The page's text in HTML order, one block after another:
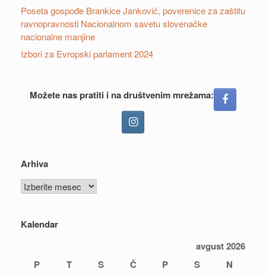
Poseta gospođe Brankice Janković, poverenice za zaštitu
ravnopravnosti Nacionalnom savetu slovenačke
nacionalne manjine
Izbori za Evropski parlament 2024
Možete nas pratiti i na društvenim mrežama:
Arhiva
Arhiva
Kalendar
avgust 2026
P
T S Č P S N